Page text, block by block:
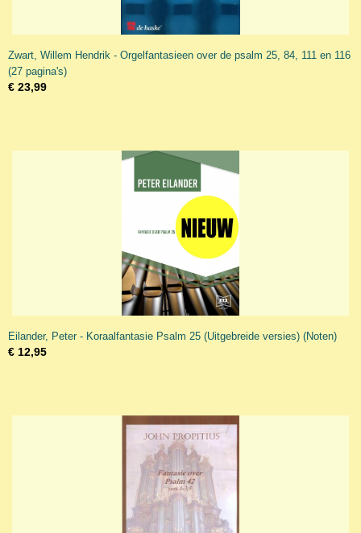
Zwart, Willem Hendrik - Orgelfantasieen over de psalm 25, 84, 111 en 116
(27 pagina's)
€ 23,99
Eilander, Peter - Koraalfantasie Psalm 25 (Uitgebreide versies) (Noten)
€ 12,95